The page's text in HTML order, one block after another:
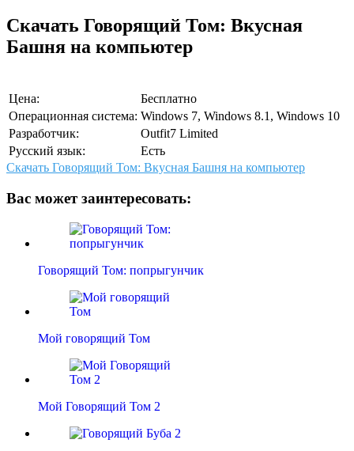
Скачать Говорящий Том: Вкусная
Башня на компьютер
Цена:
Бесплатно
Операционная система: Windows 7, Windows 8.1, Windows 10
Разработчик:
Outfit7 Limited
Русский язык:
Есть
Скачать Говорящий Том: Вкусная Башня на компьютер
Вас может заинтересовать:
Говорящий Том: попрыгунчик
Мой говорящий Том
Мой Говорящий Том 2